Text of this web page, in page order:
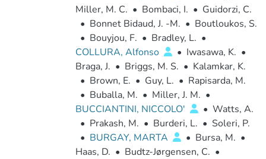
Miller, M. C. • Bombaci, I. • Guidorzi, C.
• Bonnet Bidaud, J. -M. • Boutloukos, S.
• Bouyjou, F. • Bradley, L. •
COLLURA, Alfonso
• Iwasawa, K. •
Braga, J. • Briggs, M. S. • Kalamkar, K.
• Brown, E. • Guy, L. • Rapisarda, M.
• Buballa, M. • Miller, J. M. •
BUCCIANTINI, NICCOLO'
• Watts, A.
• Prakash, M. • Burderi, L. • Soleri, P.
• BURGAY, MARTA • Bursa, M. •
Haas, D. • Budtz-Jørgensen, C. •